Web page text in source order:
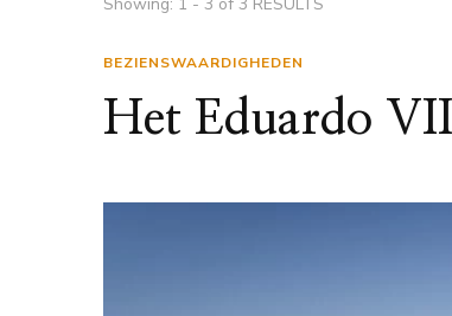
BEZIENSWAARDIGHEDEN
Het Eduardo